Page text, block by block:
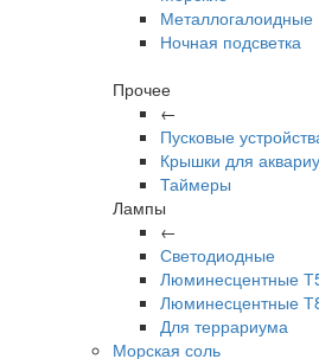
Металлогалоидные
Ночная подсветка
Прочее
←
Пусковые
Крышки для
Таймеры
Лампы
←
Светодиодные
Люминесцентные
Люминесцентные
Для террариума
Морская соль